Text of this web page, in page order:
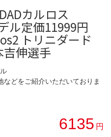
カルロス
ル定価11999円
トリニダード
吉伸選手
どをご紹介いただいておりま
6135 円